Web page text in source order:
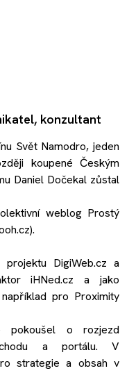
konzultant
Svět Namodro, jeden
koupené Českým
Daniel Dočekal zůstal
weblog Prostý
DigiWeb.cz a
iHNed.cz a jako
pro Proximity
o rozjezd
a portálu. V
strategie a obsah v